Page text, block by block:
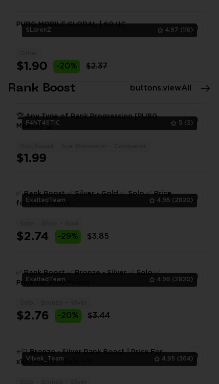
SLorenZ 4.97 (116)
PUBG MOBILE GLOBAL | 60 UC
$1.90 -20% $2.37
Rank Boost buttons.viewAll
F4NT4STIC 5 (5)
🏆 Any Type of Rank Progression [PUBG
Mobile] 🏆
$1.99
ExaltedTeam 4.96 (2820)
✅ Rank Boost ✅ Silver - Gold ✅ Solo ✅ Price
for x100 Points ✅
$2.74 -29% $3.85
ExaltedTeam 4.96 (2820)
✅ Rank Boost ✅ Bronze - Silver ✅ Solo ✅
Price for x100 Points ✅
$2.76 -20% $3.44
Vilvek_Team 4.95 (364)
⭐💛 Bronze - Silver Rank Boost | Price For
x100 Points | Solo ⭐💛